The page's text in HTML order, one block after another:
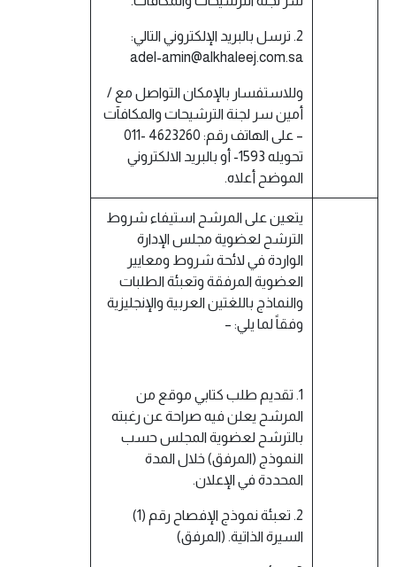
2. ترسل بالبريد الإلكتروني التالي:
adel-amin@alkhaleej.com.sa
وللاستفسار بالإمكان التواصل مع /
أمين سر لجنة الترشيحات والمكافآت
– على الهاتف رقم: 4623260 -011
تحويله 1593- أو بالبريد الالكتروني
الموضح أعلاه.
يتعين على المرشح استيفاء شروط
الترشح لعضوية مجلس الإدارة
الواردة في لائحة شروط ومعايير
العضوية المرفقة وتعبئة الطلبات
والنماذج باللغتين العربية والإنجليزية
وفقاً لما يلي: –
1. تقديم طلب كتابي موقع من
المرشح يعلن فيه صراحة عن رغبته
بالترشح لعضوية المجلس حسب
النموذج (المرفق) خلال المدة
المحددة في الإعلان.
2. تعبئة نموذج الإفصاح رقم (1)
السيرة الذاتية. (المرفق)